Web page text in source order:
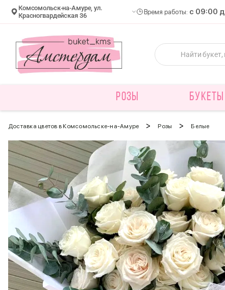
Комсомольск-на-Амуре, ул.
Красногвардейская 36
Время работы: c 09:00
РОЗЫ БУКЕТЫ
Доставка цветов в Комсомольске-на-Амуре > Розы > Белые